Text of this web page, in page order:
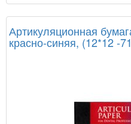
Артикуляционная
красно-синяя, (12*12 -